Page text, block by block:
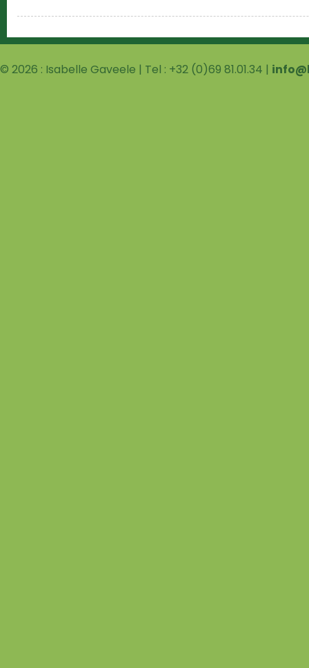
© 2026 : Isabelle Gaveele | Tel : +32 (0)69 81.01.34 |